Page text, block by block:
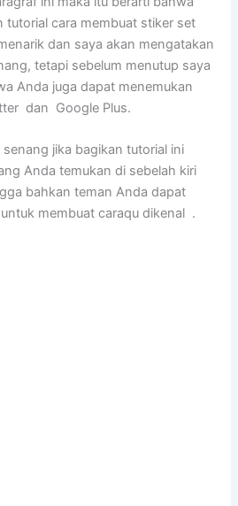
tutorial cara membuat stiker set
dan saya akan mengatakan
tetapi sebelum menutup saya
Anda juga dapat menemukan
dan Google Plus.
jika bagikan tutorial ini
Anda temukan di sebelah kiri
bahkan teman Anda dapat
membuat caraqu dikenal .